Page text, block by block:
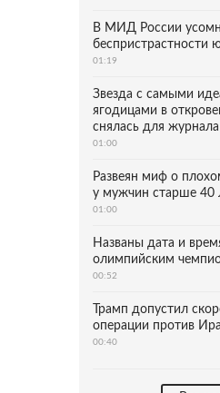
В МИД России
беспристрастности
01:19
Звезда с самыми
ягодицами в
снялась для журнала
01:00
Развеян миф о
у мужчин старше 40
01:00
Названы дата и
олимпийским
00:52
Трамп допустил
операции против
00:40